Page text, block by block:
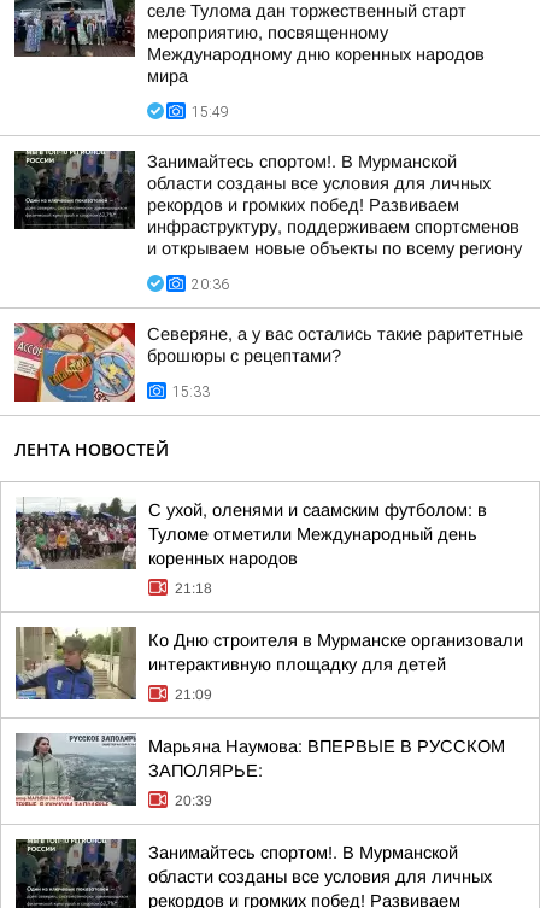
селе Тулома дан торжественный старт
мероприятию, посвященному
Международному дню коренных народов
мира
15:49
Занимайтесь спортом!. В Мурманской
области созданы все условия для личных
рекордов и громких побед! Развиваем
инфраструктуру, поддерживаем спортсменов
и открываем новые объекты по всему региону
20:36
Северяне, а у вас остались такие раритетные
брошюры с рецептами?
15:33
ЛЕНТА НОВОСТЕЙ
С ухой, оленями и саамским футболом: в
Туломе отметили Международный день
коренных народов
21:18
Ко Дню строителя в Мурманске организовали
интерактивную площадку для детей
21:09
Марьяна Наумова: ВПЕРВЫЕ В РУССКОМ
ЗАПОЛЯРЬЕ:
20:39
Занимайтесь спортом!. В Мурманской
области созданы все условия для личных
рекордов и громких побед! Развиваем